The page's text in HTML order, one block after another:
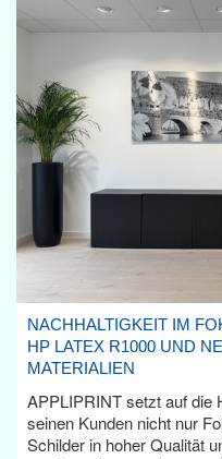
NACHHALTIGKEIT IM
HP LATEX R1000 UND
MATERIALIEN
APPLIPRINT setzt auf die
seinen Kunden nicht nur
Schilder in hoher Qualität